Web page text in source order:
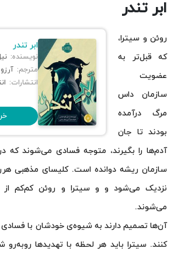
ابر تندر
ابر تندر
نویسنده:
مترجم:
انتشارات:
روئن و سیترا،
که قبل‌تر به
عضویت
سازمان داس
مرگ درآمده
بودند تا جان
آدم‌ها را بگیرند، متوجه فسادی می‌شوند که
سازمان ریشه دوانده است. کلیسای مذهبی
نزدیک می‌شود و و سیترا و روئن کم‌کم از
می‌شوند.
آن‌ها تصمیم دارند به شیوه‌ی خودشان با فسادی
کنند. سیترا باید هر لحظه با تهدیدها